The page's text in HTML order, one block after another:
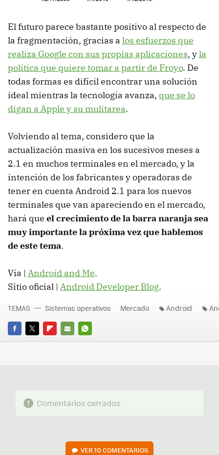
El futuro parece bastante positivo al respecto de
la fragmentación, gracias a los esfuerzos que
realiza Google con sus propias aplicaciones, yla
política que quiere tomar a partir de Froyo. De
todas formas es difícil encontrar una solución
ideal mientras la tecnología avanza, que se lo
digan a Apple y su mulitarea.
Volviendo al tema, considero que la
actualización masiva en los sucesivos meses a
2.1 en muchos terminales en el mercado, y la
intención de los fabricantes y operadoras de
tener en cuenta Android 2.1 para los nuevos
terminales que van apareciendo en el mercado,
hará que el crecimiento de la barra naranja sea
muy importante la próxima vez que hablemos
de este tema.
Vía | Android and Me.
Sitio oficial | Android Developer Blog.
FACEBOOK
TWITTERFLIPBOARD
E-
WHATSAPP
TEMAS Sistemas operativos Mercado Android
Comentarios cerrados
VER10 COMENTARIOS